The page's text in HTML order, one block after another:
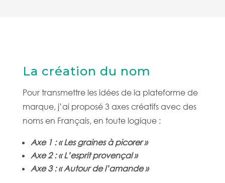
La création du nom
Pour transmettre les idées de la plateforme de
marque, j’ai proposé 3 axes créatifs avec des
noms en Français, en toute logique :
Axe 1 : « Les graines à picorer »
Axe 2 : « L’esprit provençal »
Axe 3 : « Autour de l’amande »